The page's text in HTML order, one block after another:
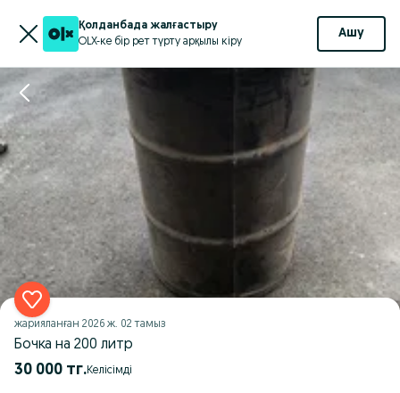
Қолданбада жалғастыру
OLX-ке бір рет түрту арқылы кіру
Ашу
жарияланған 2026 ж. 02 тамыз
Бочка на 200 литр
30 000 тг. Келісімді